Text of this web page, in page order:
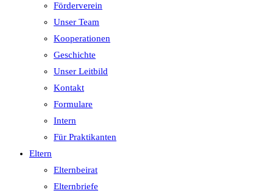
Förderverein
Unser Team
Kooperationen
Geschichte
Unser Leitbild
Kontakt
Formulare
Intern
Für Praktikanten
Eltern
Elternbeirat
Elternbriefe